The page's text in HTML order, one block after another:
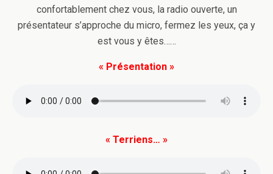
confortablement chez vous, la radio ouverte, un
présentateur s’approche du micro, fermez les yeux, ça y
est vous y êtes……
« Présentation »
« Terriens… »